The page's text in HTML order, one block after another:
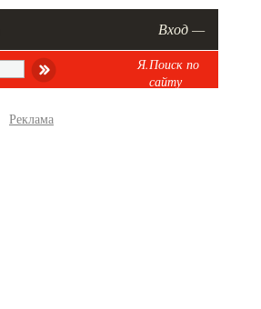
Вход —
Я.Поиск по
сайту
Реклама